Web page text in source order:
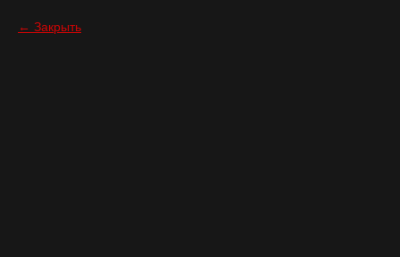
Закрыть